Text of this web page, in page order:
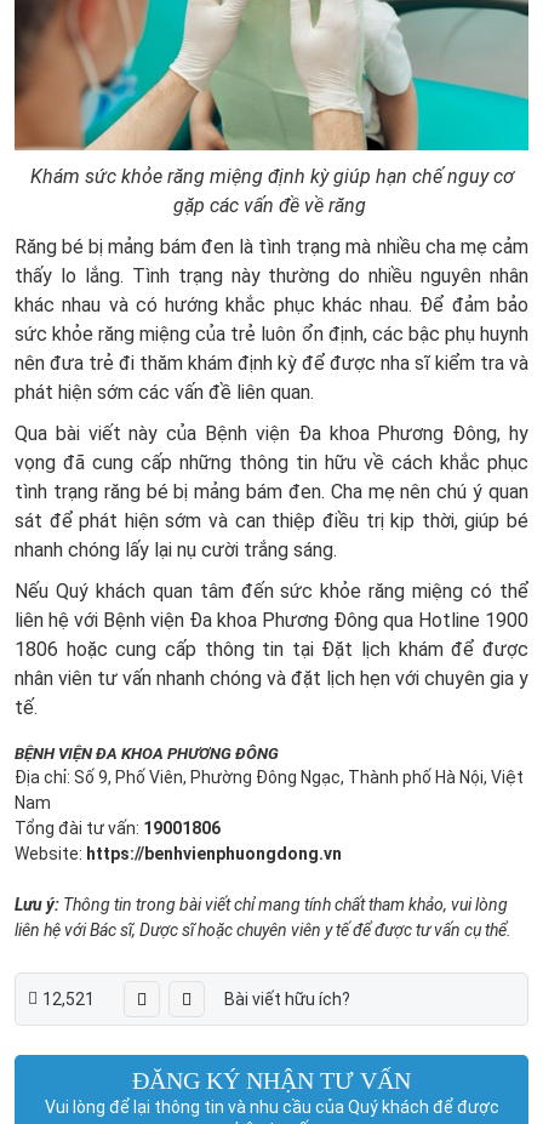
Khám sức khỏe răng miệng định kỳ giúp hạn chế nguy cơ
gặp các vấn đề về răng
Răng bé bị mảng bám đen là tình trạng mà nhiều cha mẹ cảm
thấy lo lắng. Tình trạng này thường do nhiều nguyên nhân
khác nhau và có hướng khắc phục khác nhau. Để đảm bảo
sức khỏe răng miệng của trẻ luôn ổn định, các bậc phụ huynh
nên đưa trẻ đi thăm khám định kỳ để được nha sĩ kiểm tra và
phát hiện sớm các vấn đề liên quan.
Qua bài viết này của Bệnh viện Đa khoa Phương Đông, hy
vọng đã cung cấp những thông tin hữu về cách khắc phục
tình trạng răng bé bị mảng bám đen. Cha mẹ nên chú ý quan
sát để phát hiện sớm và can thiệp điều trị kịp thời, giúp bé
nhanh chóng lấy lại nụ cười trắng sáng.
Nếu Quý khách quan tâm đến sức khỏe răng miệng có thể
liên hệ với Bệnh viện Đa khoa Phương Đông qua Hotline 1900
1806 hoặc cung cấp thông tin tại Đặt lịch khám để được
nhân viên tư vấn nhanh chóng và đặt lịch hẹn với chuyên gia y
tế.
BỆNH VIỆN ĐA KHOA PHƯƠNG ĐÔNG
Địa chỉ: Số 9, Phố Viên, Phường Đông Ngạc, Thành phố Hà Nội, Việt
Nam
Tổng đài tư vấn: 19001806
Website: https://benhvienphuongdong.vn
Lưu ý: Thông tin trong bài viết chỉ mang tính chất tham khảo, vui lòng
liên hệ với Bác sĩ, Dược sĩ hoặc chuyên viên y tế để được tư vấn cụ thể.
12,521 Bài viết hữu ích?
ĐĂNG KÝ NHẬN TƯ VẤN
Vui lòng để lại thông tin và nhu cầu của Quý khách để được